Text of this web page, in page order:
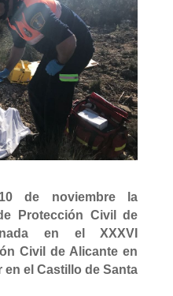
de noviembre la
Protección Civil de
en el XXXVI
Civil de Alicante en
el Castillo de Santa